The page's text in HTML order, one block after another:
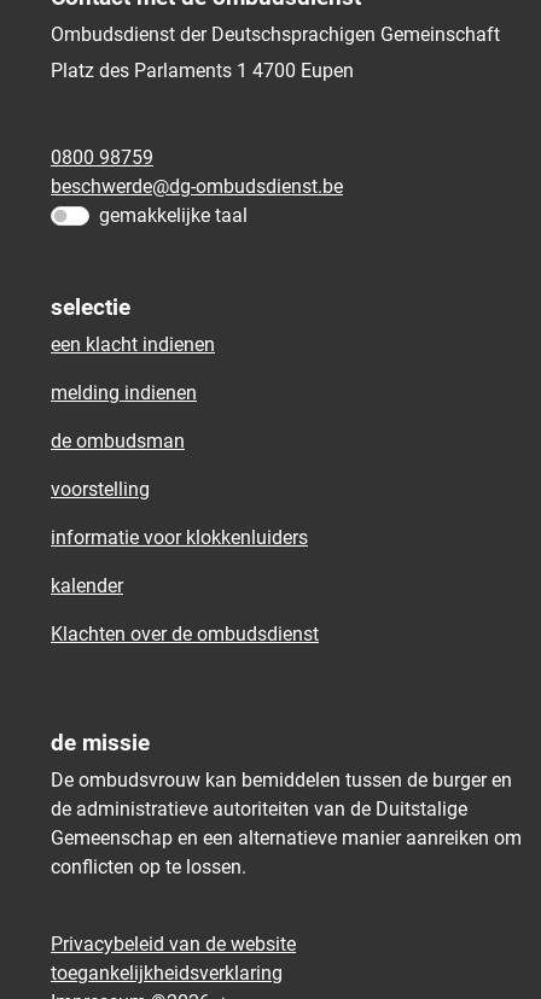
Ombudsdienst der Deutschsprachigen Gemeinschaft
Platz des Parlaments 1 4700 Eupen
0800 98759
beschwerde@dg-ombudsdienst.be
gemakkelijke taal
selectie
een klacht indienen
melding indienen
de ombudsman
voorstelling
informatie voor klokkenluiders
kalender
Klachten over de ombudsdienst
de missie
De ombudsvrouw kan bemiddelen tussen de burger en
de administratieve autoriteiten van de Duitstalige
Gemeenschap en een alternatieve manier aanreiken om
conflicten op te lossen.
Privacybeleid van de website
toegankelijkheidsverklaring